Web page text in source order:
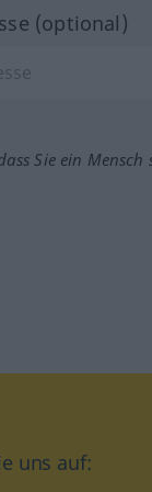
(optional)
Sie ein
uns auf: